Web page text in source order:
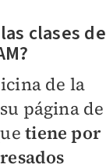
clases de
de la
página de
tiene por